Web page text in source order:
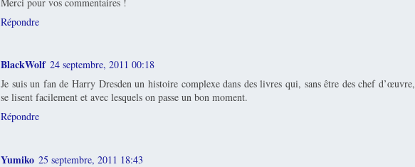
Répondre
BlackWolf 24 septembre, 2011 00:18
Je suis un fan de Harry Dresden un histoire complexe dans des livres qui, sans être des chef d’œuvre,
se lisent facilement et avec lesquels on passe un bon moment.
Répondre
Yumiko 25 septembre, 2011 18:43